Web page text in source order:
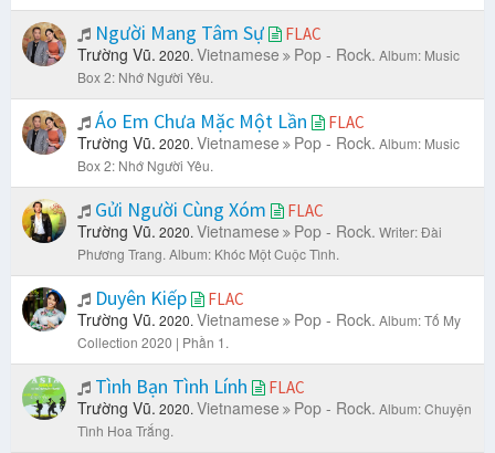
Người Mang Tâm Sự FLAC
Trường Vũ. 2020. Vietnamese Pop - Rock. Album: Music
Box 2: Nhớ Người Yêu.
Áo Em Chưa Mặc Một Lần FLAC
Trường Vũ. 2020. Vietnamese Pop - Rock. Album: Music
Box 2: Nhớ Người Yêu.
Gửi Người Cùng Xóm FLAC
Trường Vũ. 2020. Vietnamese Pop - Rock. Writer: Đài
Phương Trang. Album: Khóc Một Cuộc Tình.
Duyên Kiếp FLAC
Trường Vũ. 2020. Vietnamese Pop - Rock. Album: Tố My
Collection 2020 | Phần 1.
Tình Bạn Tình Lính FLAC
Trường Vũ. 2020. Vietnamese Pop - Rock. Album: Chuyện
Tình Hoa Trắng.